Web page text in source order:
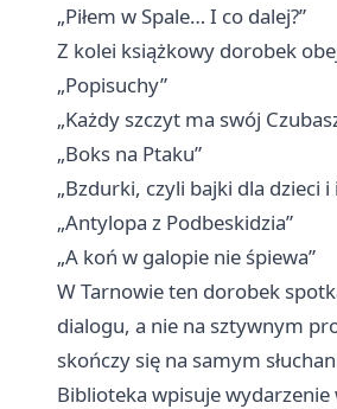
„Piłem w Spale… I co dalej?”
Z kolei książkowy dorobek
„Popisuchy”
„Każdy szczyt ma swój
„Boks na Ptaku”
„Bzdurki, czyli bajki dla dzieci i
„Antylopa z Podbeskidzia”
„A koń w galopie nie śpiewa”
W Tarnowie ten dorobek
dialogu, a nie na sztywnym
skończy się na samym
Biblioteka wpisuje